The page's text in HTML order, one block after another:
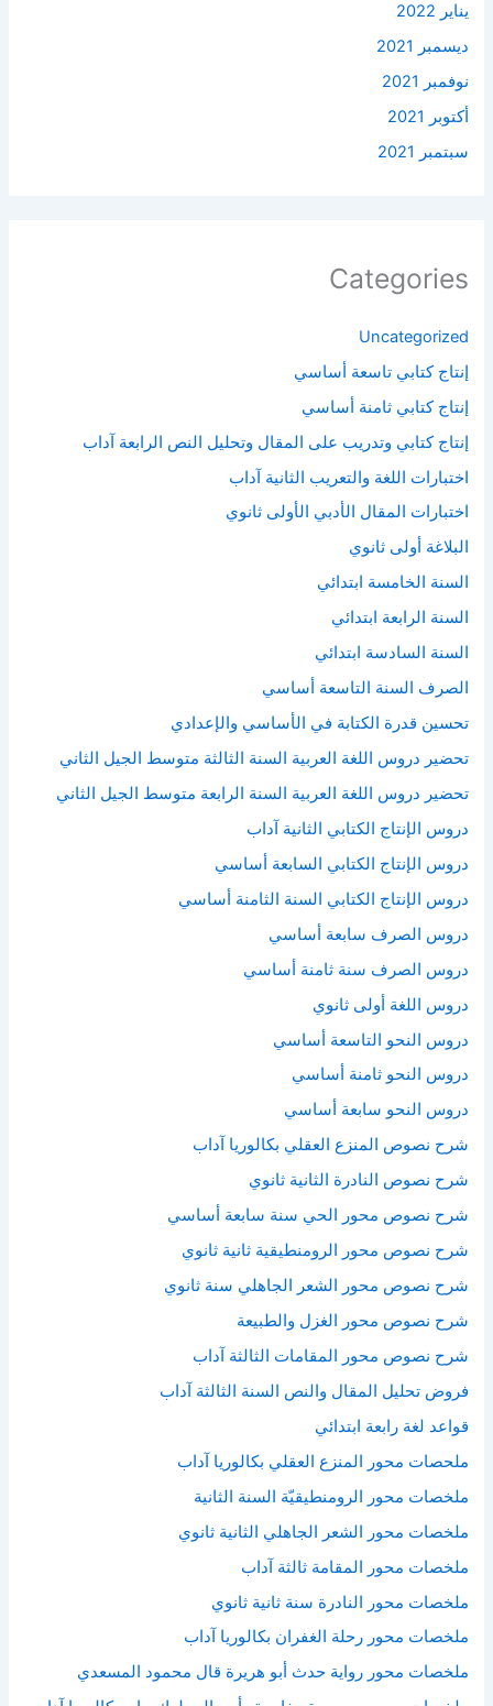
يناير 2022
ديسمبر 2021
نوفمبر 2021
أكتوبر 2021
سبتمبر 2021
Categories
Uncategorized
إنتاج كتابي تاسعة أساسي
إنتاج كتابي ثامنة أساسي
إنتاج كتابي وتدريب على المقال وتحليل النص الرابعة آداب
اختبارات اللغة والتعريب الثانية آداب
اختبارات المقال الأدبي الأولى ثانوي
البلاغة أولى ثانوي
السنة الخامسة ابتدائي
السنة الرابعة ابتدائي
السنة السادسة ابتدائي
الصرف السنة التاسعة أساسي
تحسين قدرة الكتابة في الأساسي والإعدادي
تحضير دروس اللغة العربية السنة الثالثة متوسط الجيل الثاني
تحضير دروس اللغة العربية السنة الرابعة متوسط الجيل الثاني
دروس الإنتاج الكتابي الثانية آداب
دروس الإنتاج الكتابي السابعة أساسي
دروس الإنتاج الكتابي السنة الثامنة أساسي
دروس الصرف سابعة أساسي
دروس الصرف سنة ثامنة أساسي
دروس اللغة أولى ثانوي
دروس النحو التاسعة أساسي
دروس النحو ثامنة أساسي
دروس النحو سابعة أساسي
شرح نصوص المنزع العقلي بكالوريا آداب
شرح نصوص النادرة الثانية ثانوي
شرح نصوص محور الحي سنة سابعة أساسي
شرح نصوص محور الرومنطيقية ثانية ثانوي
شرح نصوص محور الشعر الجاهلي سنة ثانوي
شرح نصوص محور الغزل والطبيعة
شرح نصوص محور المقامات الثالثة آداب
فروض تحليل المقال والنص السنة الثالثة آداب
قواعد لغة رابعة ابتدائي
ملحصات محور المنزع العقلي بكالوريا آداب
ملخصات محور الرومنطيقيّة السنة الثانية
ملخصات محور الشعر الجاهلي الثانية ثانوي
ملخصات محور المقامة ثالثة آداب
ملخصات محور النادرة سنة ثانية ثانوي
ملخصات محور رحلة الغفران بكالوريا آداب
ملخصات محور رواية حدث أبو هريرة قال محمود المسعدي